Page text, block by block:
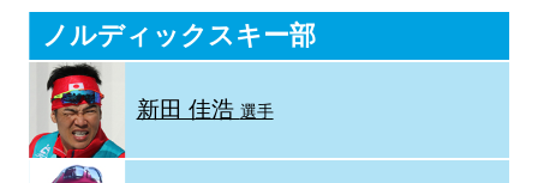
ノルディックスキー部
新田 佳浩 選手